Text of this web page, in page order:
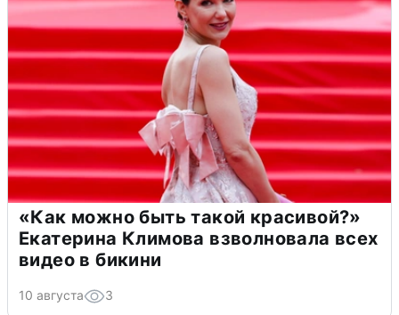
«Как можно быть такой красивой?»
Екатерина Климова взволновала всех
видео в бикини
10 августа 3